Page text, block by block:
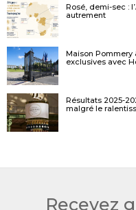
Rosé, demi-sec :
autrement
Maison Pommery
exclusives avec
Résultats 2025-
malgré le
Recevez